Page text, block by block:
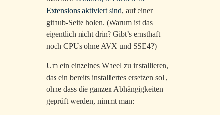
Extensions aktiviert sind, auf einer
github-Seite holen. (Warum ist das
eigentlich nicht drin? Gibt’s ernsthaft
noch CPUs ohne AVX und SSE4?)
Um ein einzelnes Wheel zu installieren,
das ein bereits installiertes ersetzen soll,
ohne dass die ganzen Abhängigkeiten
geprüft werden, nimmt man: